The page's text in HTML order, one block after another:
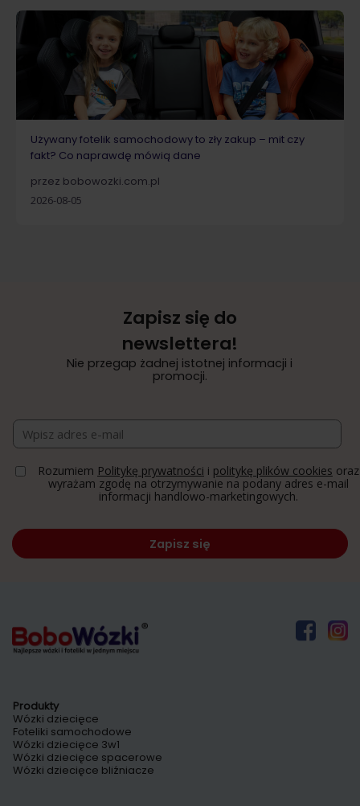
Używany fotelik samochodowy to zły zakup – mit czy
fakt? Co naprawdę mówią dane
przez bobowozki.com.pl
2026-08-05
Zapisz się do
newslettera!
Nie przegap żadnej istotnej informacji i
promocji.
m
a
*
Rozumiem Politykę prywatności i politykę plików cookies oraz
wyrażam zgodę na otrzymywanie na podany adres e-mail
informacji handlowo-marketingowych.
Zapisz się
Produkty
Wózki dziecięce
Foteliki samochodowe
Wózki dziecięce 3w1
Wózki dziecięce spacerowe
Wózki dziecięce bliźniacze